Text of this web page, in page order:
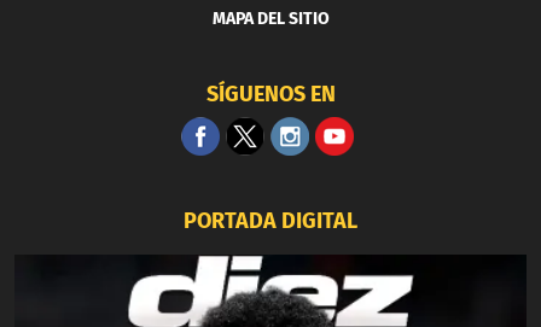
MAPA DEL SITIO
SÍGUENOS EN
PORTADA DIGITAL